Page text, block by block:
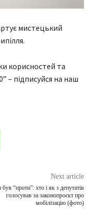
мистецький
корисностей та
– підписуйся на наш
Next article
“проти”: хто і як з депутатів
голосував за законопроєкт про
мобілізацію (фото)